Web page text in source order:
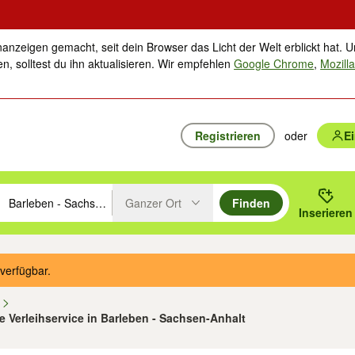
gemacht, seit dein Browser das Licht der Welt erblickt hat.
solltest du ihn aktualisieren. Wir empfehlenGoogle Chrome,
Registrieren oder
mit den Pfeiltasten nach oben/unten durchsuchen und mit
oder Ort eingeben. Eingabetaste drücken um zu suchen, oder
Ganzer Ort
Finden
Inserieren
Verleihservice in Barleben - Sachsen-Anhalt